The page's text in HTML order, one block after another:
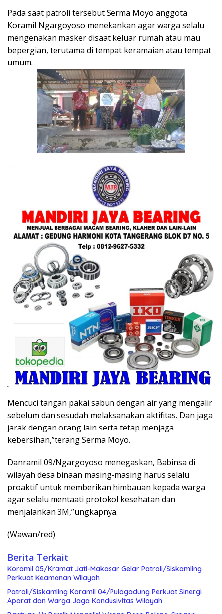
Pada saat patroli tersebut Serma Moyo anggota
Koramil Ngargoyoso menekankan agar warga selalu
mengenakan masker disaat keluar rumah atau mau
bepergian, terutama di tempat keramaian atau tempat
umum.
Mencuci tangan pakai sabun dengan air yang mengalir
sebelum dan sesudah melaksanakan aktifitas. Dan jaga
jarak dengan orang lain serta tetap menjaga
kebersihan,”terang Serma Moyo.
Danramil 09/Ngargoyoso menegaskan, Babinsa di
wilayah desa binaan masing-masing harus selalu
proaktif untuk memberikan himbauan kepada warga
agar selalu mentaati protokol kesehatan dan
menjalankan 3M,”ungkapnya.
(Wawan/red)
Berita Terkait
Koramil 05/Kramat Jati-Makasar Gelar Patroli/Siskamling
Perkuat Keamanan Wilayah
Patroli/Siskamling Koramil 04/Pulogadung Perkuat Sinergi
Aparat dan Warga Jaga Kondusivitas Wilayah